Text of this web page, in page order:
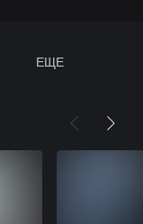
ЕЩЕ